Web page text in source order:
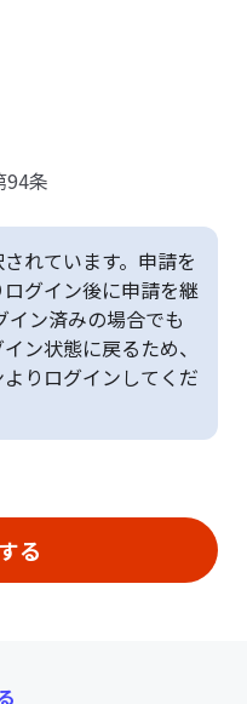
94条
れています。申請を
グイン後に申請を継
ン済みの場合でも
ン状態に戻るため、
りログインしてくだ